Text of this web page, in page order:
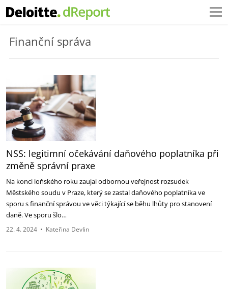
Finanční správa
NSS: legitimní očekávání daňového poplatníka při
změně správní praxe
Na konci loňského roku zaujal odbornou veřejnost rozsudek
Městského soudu v Praze, který se zastal daňového poplatníka ve
sporu s finanční správou ve věci týkající se běhu lhůty pro stanovení
daně. Ve sporu šlo…
22. 4. 2024 • Kateřina Devlin